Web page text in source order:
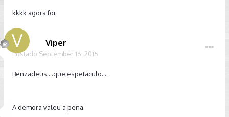
kkkk agora foi.
Viper
Postado September 16, 2015
Benzadeus....que espetaculo....
A demora valeu a pena.